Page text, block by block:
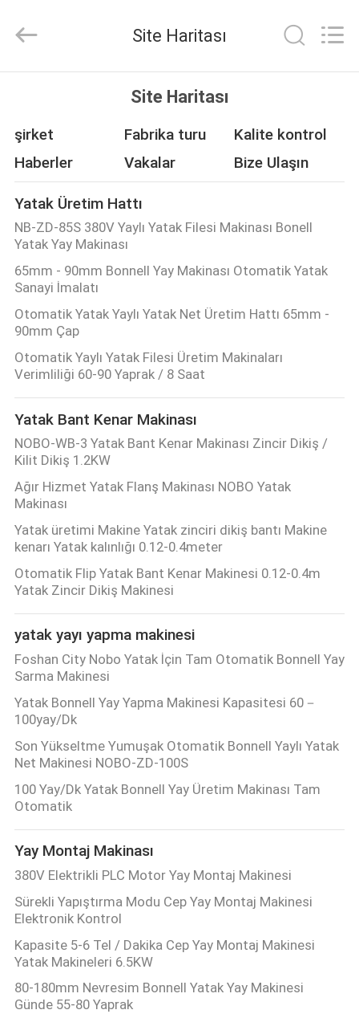
ÜRÜNLER
HAKKIMIZDA
FABRIKA
TURU
KALITE
KONTROL
BIZE
ULAŞIN
HABERLER
TÜM
SERVIS
TALEPLERI
VR
SITE
HARITASI
GIZLILIK
POLITIKASI
Developed
Site Haritası
Site Haritası
şirket Fabrika turu
Kalite kontrol
Haberler
Vakalar Bize Ulaşın
Yatak Üretim Hattı
NB-ZD-85S 380V Yaylı Yatak Filesi Makinası Bonell
Yatak Yay Makinası
65mm - 90mm Bonnell Yay Makinası Otomatik Yatak
Sanayi İmalatı
Otomatik Yatak Yaylı Yatak Net Üretim Hattı 65mm -
90mm Çap
Otomatik Yaylı Yatak Filesi Üretim Makinaları
Verimliliği 60-90 Yaprak / 8 Saat
Yatak Bant Kenar Makinası
NOBO-WB-3 Yatak Bant Kenar Makinası Zincir Dikiş /
Kilit Dikiş 1.2KW
Ağır Hizmet Yatak Flanş Makinası NOBO Yatak
Makinası
Yatak üretimi Makine Yatak zinciri dikiş bantı Makine
kenarı Yatak kalınlığı 0.12-0.4meter
Otomatik Flip Yatak Bant Kenar Makinesi 0.12-0.4m
Yatak Zincir Dikiş Makinesi
yatak yayı yapma makinesi
Foshan City Nobo Yatak İçin Tam Otomatik Bonnell Yay
Sarma Makinesi
Yatak Bonnell Yay Yapma Makinesi Kapasitesi 60－
100yay/Dk
Son Yükseltme Yumuşak Otomatik Bonnell Yaylı Yatak
Net Makinesi NOBO-ZD-100S
100 Yay/Dk Yatak Bonnell Yay Üretim Makinası Tam
Otomatik
Yay Montaj Makinası
380V Elektrikli PLC Motor Yay Montaj Makinesi
Sürekli Yapıştırma Modu Cep Yay Montaj Makinesi
Elektronik Kontrol
Kapasite 5-6 Tel / Dakika Cep Yay Montaj Makinesi
Yatak Makineleri 6.5KW
80-180mm Nevresim Bonnell Yatak Yay Makinesi
Günde 55-80 Yaprak